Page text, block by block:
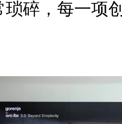
琐碎，每一项